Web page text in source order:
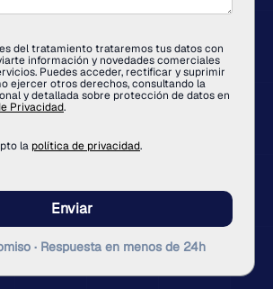
del tratamiento trataremos tus datos con
información y novedades comerciales
Puedes acceder, rectificar y suprimir
ejercer otros derechos, consultando la
y detallada sobre protección de datos en
Privacidad.
la política de privacidad.
· Respuesta en menos de 24h